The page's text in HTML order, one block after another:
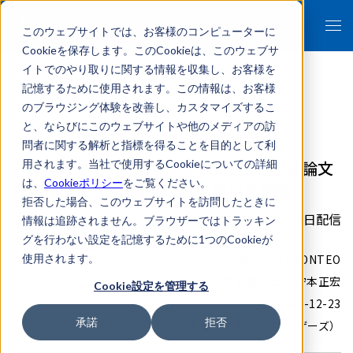
このウェブサイトでは、お客様のコンピューターに
Cookieを保存します。このCookieは、このウェブサ
イトでのやり取りに関する情報を収集し、お客様を
記憶するために使用されます。この情報は、お客様
のブラウジング体験を改善し、カスタマイズするこ
と、ならびにこのウェブサイトや他のメディアの訪
問者に関する解析と指標を得ることを目的として利
用されます。当社で使用するCookieについての詳細
は、 Cookieポリシーをご覧ください。
拒否した場合、このウェブサイトを訪問したときに
情報は追跡されません。ブラウザーではトラッキン
グを行わない設定を記憶するために1つのCookieが
使用されます。
Cookie設定を管理する
承諾 拒否
- 報道関係者各位 -
FRONTEO、Microsoft Azure上で医学論文
探索AI「Amanogawa」の提供を開始
2021年10月19日配信
株式会社FRONTEO
代表取締役社長 守本正宏
東京都港区港南2-12-23
（コード番号：2158東証マザーズ）